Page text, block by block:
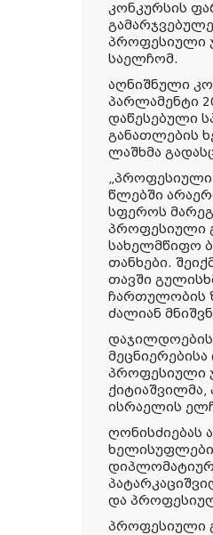
კონკურსის
პროფესიული
საელჩომ.
აღნიშნული
პარლამენტი
დაწესებული
განათლების
ლაშხმა
„პროფესიული
წლებში
სფეროს
პროფესიული
სახელმწიფო
თანხები.
თავში
ჩართულობის
ძალიან
დაჯილდოების
პროფესიული
ქიტიაშვილმა,
ისრაელის
ღონისძიებას
და
პროფესიული